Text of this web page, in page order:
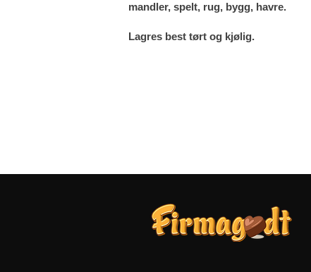
mandler, spelt, rug, bygg, havre.
Lagres best tørt og kjølig.